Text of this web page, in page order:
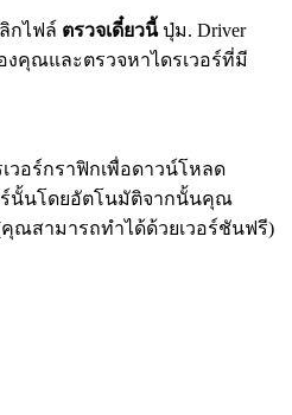
กไฟล์ ตรวจเดี๋ยวนี้ปุ่ม. Driver
งคุณและตรวจหาไดรเวอร์ที่มี
วอร์กราฟิกเพื่อดาวน์โหลด
ร์นั้นโดยอัตโนมัติจากนั้นคุณ
ณสามารถทำได้ด้วยเวอร์ชันฟรี)